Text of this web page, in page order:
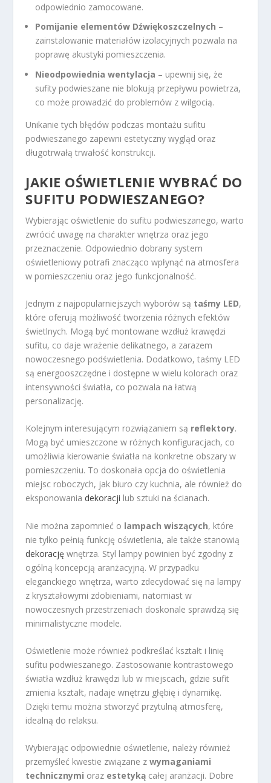
odpowiednio zamocowane.
Pomijanie elementów Dźwiękoszczelnych –
zainstalowanie materiałów izolacyjnych pozwala na
poprawę akustyki pomieszczenia.
Nieodpowiednia wentylacja – upewnij się, że
sufity podwieszane nie blokują przepływu powietrza,
co może prowadzić do problemów z wilgocią.
Unikanie tych błędów podczas montażu sufitu
podwieszanego zapewni estetyczny wygląd oraz
długotrwałą trwałość konstrukcji.
JAKIE OŚWIETLENIE WYBRAĆ DO
SUFITU PODWIESZANEGO?
Wybierając oświetlenie do sufitu podwieszanego, warto
zwrócić uwagę na charakter wnętrza oraz jego
przeznaczenie. Odpowiednio dobrany system
oświetleniowy potrafi znacząco wpłynąć na atmosfera
w pomieszczeniu oraz jego funkcjonalność.
Jednym z najpopularniejszych wyborów są taśmy LED,
które oferują możliwość tworzenia różnych efektów
świetlnych. Mogą być montowane wzdłuż krawędzi
sufitu, co daje wrażenie delikatnego, a zarazem
nowoczesnego podświetlenia. Dodatkowo, taśmy LED
są energooszczędne i dostępne w wielu kolorach oraz
intensywności światła, co pozwala na łatwą
personalizację.
Kolejnym interesującym rozwiązaniem są reflektory.
Mogą być umieszczone w różnych konfiguracjach, co
umożliwia kierowanie światła na konkretne obszary w
pomieszczeniu. To doskonała opcja do oświetlenia
miejsc roboczych, jak biuro czy kuchnia, ale również do
eksponowania dekoracji lub sztuki na ścianach.
Nie można zapomnieć o lampach wiszących, które
nie tylko pełnią funkcję oświetlenia, ale także stanowią
dekorację wnętrza. Styl lampy powinien być zgodny z
ogólną koncepcją aranżacyjną. W przypadku
eleganckiego wnętrza, warto zdecydować się na lampy
z kryształowymi zdobieniami, natomiast w
nowoczesnych przestrzeniach doskonale sprawdzą się
minimalistyczne modele.
Oświetlenie może również podkreślać kształt i linię
sufitu podwieszanego. Zastosowanie kontrastowego
światła wzdłuż krawędzi lub w miejscach, gdzie sufit
zmienia kształt, nadaje wnętrzu głębię i dynamikę.
Dzięki temu można stworzyć przytulną atmosferę,
idealną do relaksu.
Wybierając odpowiednie oświetlenie, należy również
przemyśleć kwestie związane zwymaganiami
technicznymi oraz estetyką całej aranżacji. Dobre